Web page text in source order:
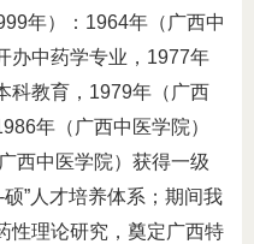
年）：1964年（广西中
办中药学专业，1977年
科教育，1979年（广西
年（广西中医学院）
西中医学院）获得一级
”人才培养体系；期间我
性理论研究，奠定广西特